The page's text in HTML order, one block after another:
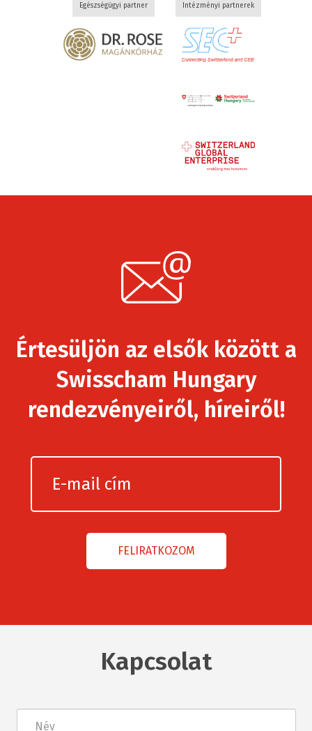
Egészségügyi partner Intézményi partnerek
Értesüljön az elsők között a
Swisscham Hungary
rendezvényeiről, híreiről!
Kapcsolat